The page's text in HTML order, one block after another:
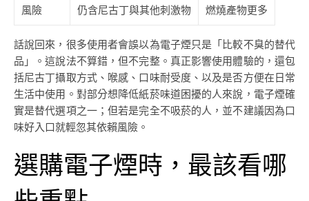
風險 仍含尼古丁與其他刺激物 燃燒產物更多
話說回來，很多使用者會誤以為電子煙只是「比較不臭的替代
品」。這說法不算錯，但不完整。真正影響使用體驗的，還包
括尼古丁攝取方式、喉感、口味耐受度、以及是否方便在日常
生活中使用。對部分想降低紙菸味道困擾的人來說，電子煙確
實是替代選項之一；但若是完全不吸菸的人，並不建議因為口
味好入口就輕忽其依賴風險。
選購電子煙時，最該看哪